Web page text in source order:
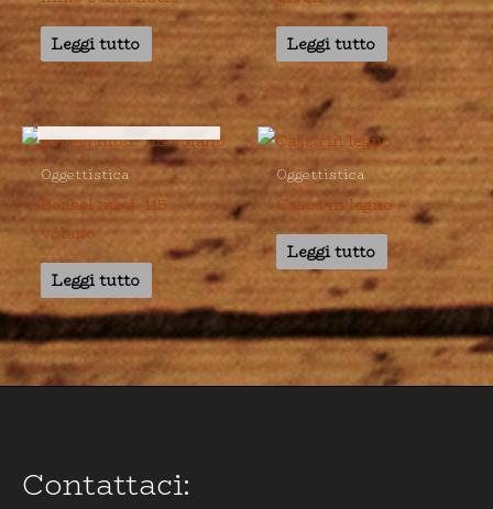
Leggi tutto
Leggi tutto
ESAURITO
Oggettistica
Berkel mod. 115
volano
Leggi tutto
Oggettistica
Cassa in legno
Leggi tutto
Contattaci: